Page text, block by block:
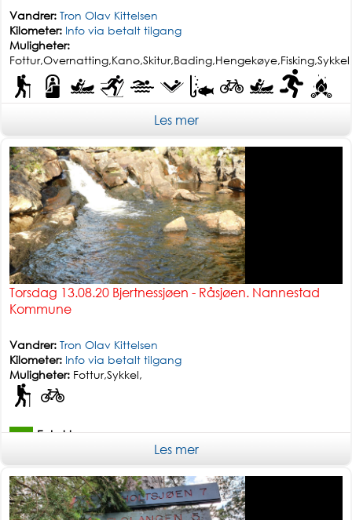
Vandrer: Tron Olav Kittelsen
Kilometer: Info via betalt tilgang
Muligheter:
Enkel tur
Les mer
Torsdag 13.08.20 Bjertnessjøen - Råsjøen. Nannestad
Kommune
Vandrer: Tron Olav Kittelsen
Kilometer: Info via betalt tilgang
Muligheter: Fottur,Sykkel,
Enkel tur
Les mer